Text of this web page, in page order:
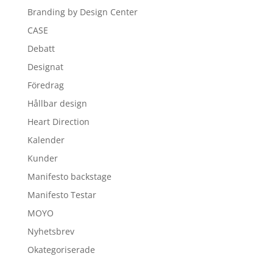
Branding by Design Center
CASE
Debatt
Designat
Föredrag
Hållbar design
Heart Direction
Kalender
Kunder
Manifesto backstage
Manifesto Testar
MOYO
Nyhetsbrev
Okategoriserade